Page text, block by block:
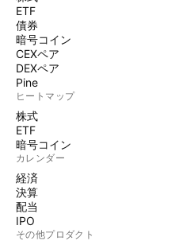
ETF
債券
暗号コイン
CEXペア
DEXペア
Pine
ヒートマップ
株式
ETF
暗号コイン
カレンダー
経済
決算
配当
IPO
その他プロダクト